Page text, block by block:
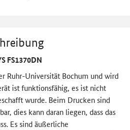
FS1370DN
Ruhr-Universität Bochum und wird
ist funktionsfähig, es ist nicht
wurde. Beim Drucken sind
dies kann daran liegen, dass das
Es sind äußerliche